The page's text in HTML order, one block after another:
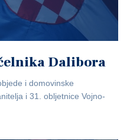
Dalibora
i domovinske
i 31. obljetnice Vojno-